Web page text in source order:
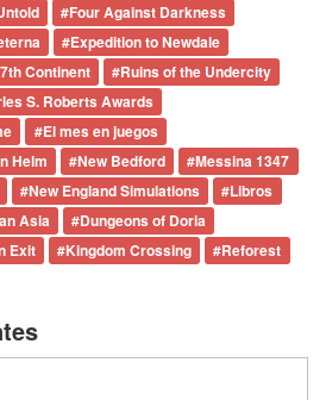
#Four Against Darkness
#Expedition to Newdale
Continent #Ruins of the Undercity
S. Roberts Awards
#El mes en juegos
Helm #New Bedford #Messina 1347
#New England Simulations #Libros
Asia #Dungeons of Doria
Exit #Kingdom Crossing #Reforest